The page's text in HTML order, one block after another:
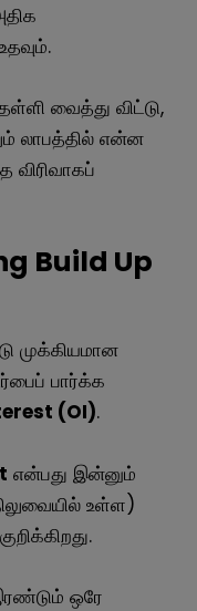
வைத்து விட்டு,
லாபத்தில் என்ன
விரிவாகப்
Build Up
முக்கியமான
பார்க்க
(OI).
என்பது இன்னும்
உள்ள)
ஒரே